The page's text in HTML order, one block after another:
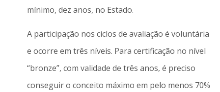
mínimo, dez anos, no Estado.
A participação nos ciclos de avaliação é voluntária
e ocorre em três níveis. Para certificação no nível
“bronze”, com validade de três anos, é preciso
conseguir o conceito máximo em pelo menos 70%